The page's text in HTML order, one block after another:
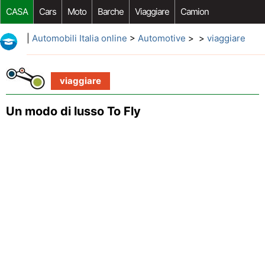
CASA Cars Moto Barche Viaggiare Camion
Riparazione Auto Acquisto Auto Car Opzioni Aftermarket
Automobili Italia online > Automotive > > viaggiare
viaggiare
Un modo di lusso To Fly